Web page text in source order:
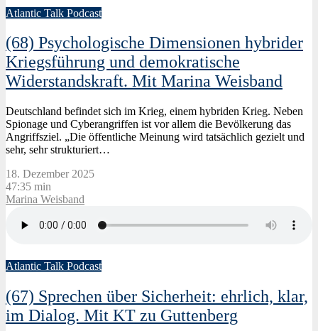
Atlantic Talk Podcast
(68) Psychologische Dimensionen hybrider
Kriegsführung und demokratische
Widerstandskraft. Mit Marina Weisband
Deutschland befindet sich im Krieg, einem hybriden Krieg. Neben
Spionage und Cyberangriffen ist vor allem die Bevölkerung das
Angriffsziel. „Die öffentliche Meinung wird tatsächlich gezielt und
sehr, sehr strukturiert…
18. Dezember 2025
47:35 min
Marina Weisband
Atlantic Talk Podcast
(67) Sprechen über Sicherheit: ehrlich, klar,
im Dialog. Mit KT zu Guttenberg